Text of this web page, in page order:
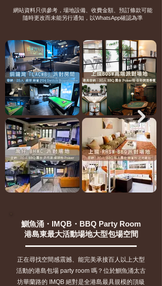
​網站資料只供參考，場地設備、收費金額、預訂條款可能
隨時更改而未能另行通知，以WhatsApp確認為準
鰂魚涌・IMQB・BBQ Party Room
港島東最大活動場地大型包場空間
正在尋找空間感震撼、能完美承接百人以上大型
活動的港島包場 party room 嗎？位於鰂魚涌太古
坊華蘭路的 IMQB 絕對是全港島最具規模的頂級